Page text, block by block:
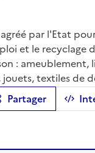
Partager
par l'Etat
et le recyclage
: ameublement,
textiles de